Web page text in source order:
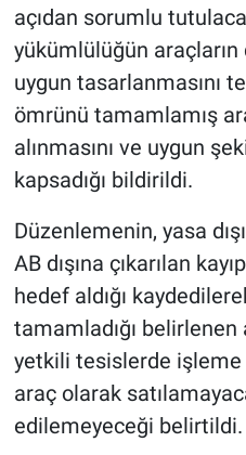
açıdan sorumlu
yükümlülüğün
uygun tasarlanmasını
ömrünü tamamlamış
alınmasını ve uygun
kapsadığı bildirildi.
Düzenlemenin, yasa
AB dışına çıkarılan
hedef aldığı
tamamladığı belirlenen
yetkili tesislerde işleme
araç olarak
edilemeyeceği belirtildi.